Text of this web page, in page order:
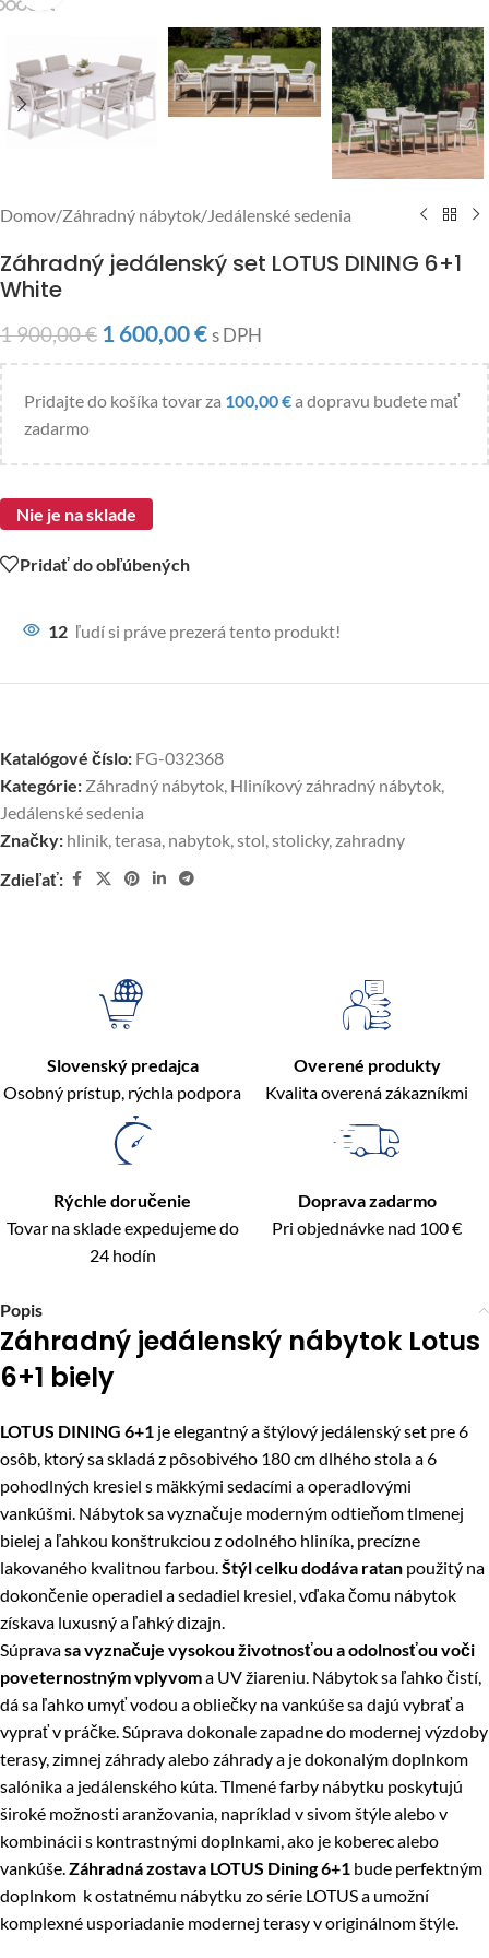
Domov/Záhradný nábytok/Jedálenské sedenia
Záhradný jedálenský set LOTUS DINING 6+1
White
1 900,00€ 1 600,00€ s DPH
Pridajte do košíka tovar za 100,00€a dopravu budete mať
zadarmo
Nie je na sklade
Pridať do obľúbených
12 ľudí si práve prezerá tento produkt!
Katalógové číslo: FG-032368
Kategórie: Záhradný nábytok, Hliníkový záhradný nábytok,
Jedálenské sedenia
Značky: hlinik,terasa, nabytok,stol,stolicky,zahradny
Zdieľať:
Slovenský predajca
Osobný prístup, rýchla podpora
Overené produkty
Kvalita overená zákazníkmi
Rýchle doručenie
Tovar na sklade expedujeme do
24 hodín
Doprava zadarmo
Pri objednávke nad 100 €
Popis
Záhradný jedálenský nábytok Lotus
6+1 biely
LOTUS DINING 6+1 je elegantný a štýlový jedálenský set pre 6
osôb, ktorý sa skladá z pôsobivého 180 cm dlhého stola a 6
pohodlných kresiel s mäkkými sedacími a operadlovými
vankúšmi. Nábytok sa vyznačuje moderným odtieňom tlmenej
bielej a ľahkou konštrukciou z odolného hliníka, precízne
lakovaného kvalitnou farbou.Štýl celku dodáva ratan použitý na
dokončenie operadiel a sedadiel kresiel, vďaka čomu nábytok
získava luxusný a ľahký dizajn.
Súpravasa vyznačuje vysokou životnosťou a odolnosťou voči
poveternostným vplyvoma UV žiareniu. Nábytok sa ľahko čistí,
dá sa ľahko umyť vodou a obliečky na vankúše sa dajú vybrať a
vyprať v práčke. Súprava dokonale zapadne do modernej výzdoby
terasy, zimnej záhrady alebo záhrady a je dokonalým doplnkom
salónika a jedálenského kúta. Tlmené farby nábytku poskytujú
široké možnosti aranžovania, napríklad v sivom štýle alebo v
kombinácii s kontrastnými doplnkami, ako je koberec alebo
vankúše.Záhradná zostava LOTUS Dining 6+1 bude perfektným
doplnkom k ostatnému nábytku zo série LOTUS a umožní
komplexné usporiadanie modernej terasy v originálnom štýle.